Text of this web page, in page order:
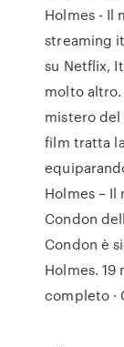
Holmes - Il
streaming
su Netflix,
molto altro.
mistero
film tratta
Holmes –
Condon
Condon è
Holmes. 19
completo ·